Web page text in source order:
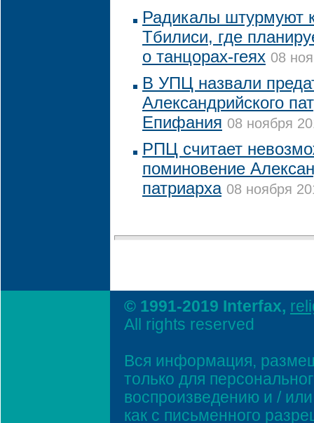
Радикалы штурмуют
Тбилиси, где
о танцорах-геях 08
В УПЦ назвали
Александрийского
Епифания 08 ноября
РПЦ считает
поминовение
патриарха 08 ноября
© 1991-2019 Interfax,
All rights reserved
Вся информация,
только для
воспроизведению и /
как с письменного